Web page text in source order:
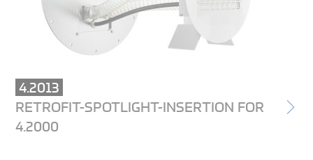
4.2013
RETROFIT-SPOTLIGHT-INSERTION FOR
4.2000